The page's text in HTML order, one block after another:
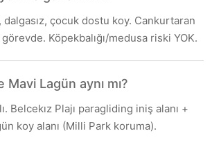
çocuk dostu koy. Cankurtaran
Köpekbalığı/medusa riski YOK.
Mavi Lagün aynı mı?
Belcekız Plajı paragliding iniş alanı +
koy alanı (Milli Park koruma).